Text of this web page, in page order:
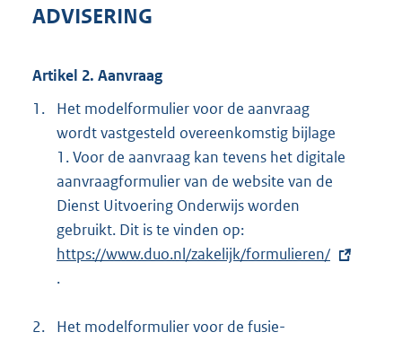
ADVISERING
Artikel 2. Aanvraag
1.
Het modelformulier voor de aanvraag
wordt vastgesteld overeenkomstig bijlage
1. Voor de aanvraag kan tevens het digitale
aanvraagformulier van de website van de
Dienst Uitvoering Onderwijs worden
gebruikt. Dit is te vinden op:
x
r
https://www.duo.nl/zakelijk/formulieren/
.
2. Het modelformulier voor de fusie-